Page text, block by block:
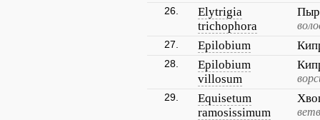
26.
Elytrigia
trichophora
27. Epilobium
28.
Epilobium
villosum
29.
Equisetum
ramosissimum